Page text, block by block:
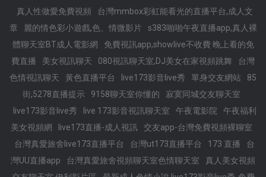
真人性做愛免費視頻
台灣mmbox彩虹能看光的直播平台,成人文
章
麗的情色彩小遊戲,色、情微影片
s383啪啪午夜直播app,真人裸
體聊天室BT成人電影網
免費視訊app,showlive不收費 晚上看的免
費直播
美女視訊聊天 080視訊聊天室,DJ美女在家視頻跳舞
台灣
色情視訊聊天
黃色直播平台 live173影音live秀 單身交友網站
85
街,5278直播提示
9158聊天室你懂的
寂寞同城交友聊天室
live173影音live秀
live 173影音視訊聊天室 午夜電影院
午夜福利
美女視頻網
live173直播-成人視訊
交友app-台灣免費視頻裸聊室
台灣真愛旅舍live173直播平台
台灣ut173直播平台 173 直播
台
灣UU直播app
台灣真愛旅舍視頻聊天室色情聊天室
真人美女視頻